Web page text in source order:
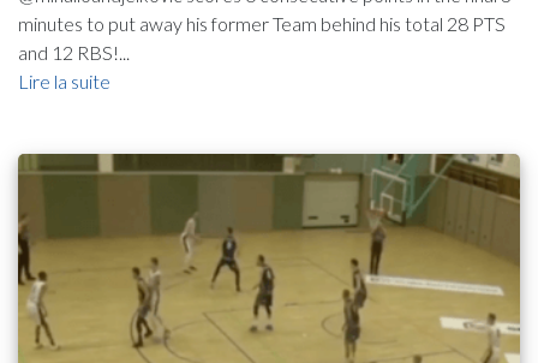
minutes to put away his former Team behind his total 28 PTS
and 12 RBS!...
Lire la suite